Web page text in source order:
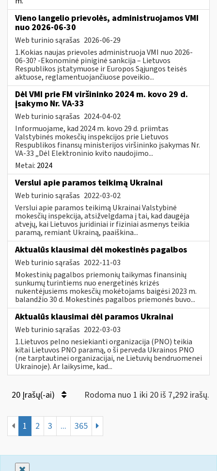
Vieno langelio prievolės, administruojamos VMI
nuo 2026-06-30
Web turinio sąrašas 2026-06-29
1.Kokias naujas prievoles administruoja VMI nuo 2026-
06-30? -Ekonominė piniginė sankcija – Lietuvos
Respublikos įstatymuose ir Europos Sąjungos teisės
aktuose, reglamentuojančiuose poveikio...
Dėl VMI prie FM viršininko 2024 m. kovo 29 d.
įsakymo Nr. VA-33
Web turinio sąrašas 2024-04-02
Informuojame, kad 2024 m. kovo 29 d. priimtas
Valstybinės mokesčių inspekcijos prie Lietuvos
Respublikos finansų ministerijos viršininko įsakymas Nr.
VA-33 „Dėl Elektroninio kvito naudojimo...
Metai: 2024
Verslui apie paramos teikimą Ukrainai
Web turinio sąrašas 2022-03-02
Verslui apie paramos teikimą Ukrainai Valstybinė
mokesčių inspekcija, atsižvelgdama į tai, kad daugėja
atvejų, kai Lietuvos juridiniai ir fiziniai asmenys teikia
paramą, remiant Ukrainą, paaiškina...
Aktualūs klausimai dėl mokestinės pagalbos
Web turinio sąrašas 2022-11-03
Mokestinių pagalbos priemonių taikymas finansinių
sunkumų turintiems nuo energetinės krizės
nukentėjusiems mokesčių mokėtojams baigėsi 2023 m.
balandžio 30 d. Mokestinės pagalbos priemonės buvo...
Aktualūs klausimai dėl paramos Ukrainai
Web turinio sąrašas 2022-03-03
1.Lietuvos pelno nesiekianti organizacija (PNO) teikia
kitai Lietuvos PNO paramą, o ši perveda Ukrainos PNO
(ne tarptautinei organizacijai, ne Lietuvių bendruomenei
Ukrainoje). Ar laikysime, kad...
20 Įrašų(-ai) Rodoma nuo 1 iki 20 iš 7,292 irašų.
1 2 3 ... 365